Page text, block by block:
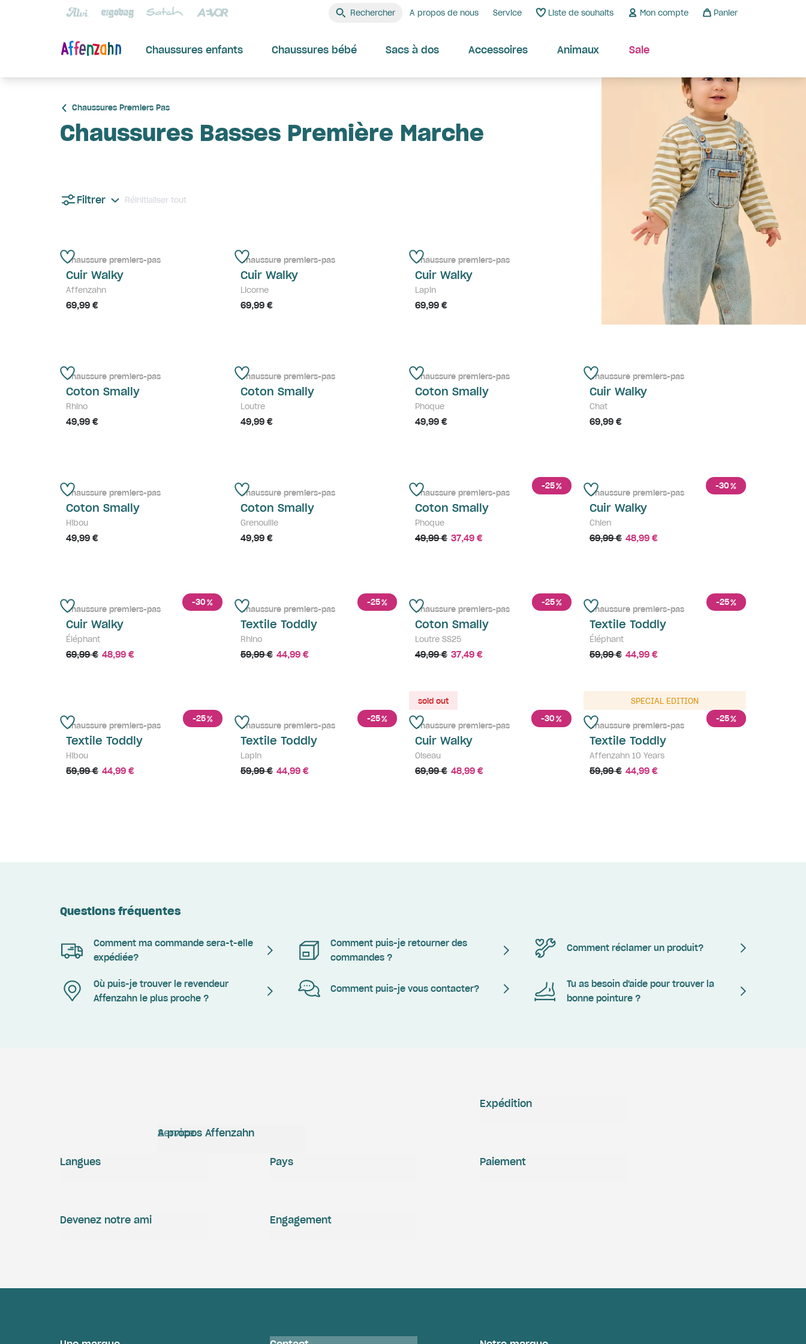
Rechercher A propos de nous Service Liste de souhaits Mon compte Panier
Chaussures enfants Chaussures bébé Sacs à dos Accessoires Animaux Sale
Chaussures Premiers Pas
Chaussures Basses Première Marche
Filtrer Réinitialiser tout
Chaussure premiers-pas
Cuir Walky
Affenzahn
69,99 €
Chaussure premiers-pas
Cuir Walky
Licorne
69,99 €
Chaussure premiers-pas
Cuir Walky
Lapin
69,99 €
Chaussure premiers-pas
Coton Smally
Rhino
49,99 €
Chaussure premiers-pas
Coton Smally
Loutre
49,99 €
Chaussure premiers-pas
Coton Smally
Phoque
49,99 €
Chaussure premiers-pas
Cuir Walky
Chat
69,99 €
Chaussure premiers-pas
Coton Smally
Hibou
49,99 €
Chaussure premiers-pas
Coton Smally
Grenouille
49,99 €
-25%
Chaussure premiers-pas
Coton Smally
Phoque
49,99 € 37,49 €
-30%
Chaussure premiers-pas
Cuir Walky
Chien
69,99 € 48,99 €
-30%
Chaussure premiers-pas
Cuir Walky
Éléphant
69,99 € 48,99 €
-25%
Chaussure premiers-pas
Textile Toddly
Rhino
59,99 € 44,99 €
-25%
Chaussure premiers-pas
Coton Smally
Loutre SS25
49,99 € 37,49 €
-25%
Chaussure premiers-pas
Textile Toddly
Éléphant
59,99 € 44,99 €
-25%
Chaussure premiers-pas
Textile Toddly
Hibou
59,99 € 44,99 €
-25%
Chaussure premiers-pas
Textile Toddly
Lapin
59,99 € 44,99 €
sold out
-30%
Chaussure premiers-pas
Cuir Walky
Oiseau
69,99 € 48,99 €
SPECIAL EDITION
-25%
Chaussure premiers-pas
Textile Toddly
Affenzahn 10 Years
59,99 € 44,99 €
Questions fréquentes
Comment ma commande sera-t-elle
expédiée?
Comment puis-je retourner des
commandes ?
Comment réclamer un produit?
Où puis-je trouver le revendeur
Affenzahn le plus proche ?
Comment puis-je vous contacter?
Tu as besoin d'aide pour trouver la
bonne pointure ?
Service
A propos Affenzahn
Expédition
Paiement
Engagement
Devenez notre ami
Langues Pays